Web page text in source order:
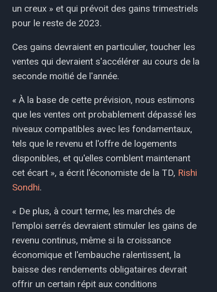
un creux » et qui prévoit des gains trimestriels
pour le reste de 2023.
Ces gains devraient en particulier, toucher les
ventes qui devraient s'accélérer au cours de la
seconde moitié de l'année.
« À la base de cette prévision, nous estimons
que les ventes ont probablement dépassé les
niveaux compatibles avec les fondamentaux,
tels que le revenu et l'offre de logements
disponibles, et qu'elles comblent maintenant
cet écart », a écrit l'économiste de la TD, Rishi
Sondhi.
« De plus, à court terme, les marchés de
l'emploi serrés devraient stimuler les gains de
revenu continus, même si la croissance
économique et l'embauche ralentissent, la
baisse des rendements obligataires devrait
offrir un certain répit aux conditions